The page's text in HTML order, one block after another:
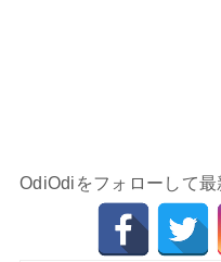
OdiOdiをフォローして最